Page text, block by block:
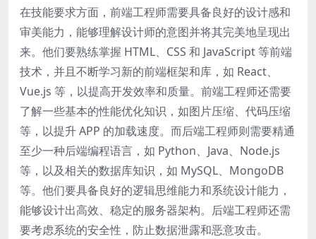
在技能要求方面，前端工程师需要具备良好的设计感和
审美能力，能够理解设计师的意图并将其完美地呈现出
来。他们要熟练掌握 HTML、CSS 和 JavaScript 等前端
技术，并且不断学习新的前端框架和库，如 React、
Vue.js 等，以提高开发效率和质量。前端工程师还需要
了解一些基本的性能优化知识，如图片压缩、代码压缩
等，以提升 APP 的加载速度。而后端工程师则需要精通
至少一种后端编程语言，如 Python、Java、Node.js
等，以及相关的数据库知识，如 MySQL、MongoDB
等。他们要具备良好的逻辑思维能力和系统设计能力，
能够设计出高效、稳定的服务器架构。后端工程师还需
要考虑系统的安全性，防止数据泄露和恶意攻击。